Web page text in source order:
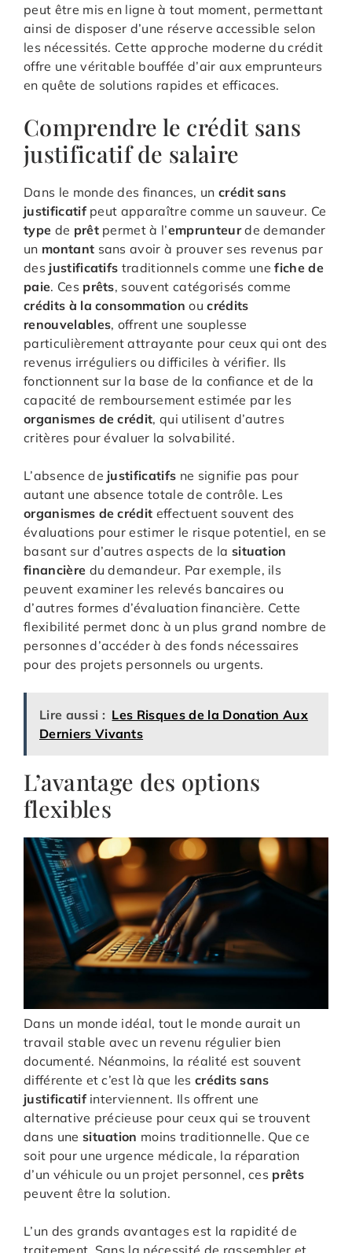
peut être mis en ligne à tout moment, permettant
ainsi de disposer d’une réserve accessible selon
les nécessités. Cette approche moderne du crédit
offre une véritable bouffée d’air aux emprunteurs
en quête de solutions rapides et efficaces.
Comprendre le crédit sans
justificatif de salaire
Dans le monde des finances, un crédit sans
justificatifpeut apparaître comme un sauveur. Ce
type de prêtpermet à l’emprunteurde demander
un montant sans avoir à prouver ses revenus par
des justificatifs traditionnels comme unefiche de
paie. Ces prêts, souvent catégorisés comme
crédits à la consommation oucrédits
renouvelables, offrent une souplesse
particulièrement attrayante pour ceux qui ont des
revenus irréguliers ou difficiles à vérifier. Ils
fonctionnent sur la base de la confiance et de la
capacité de remboursement estimée par les
organismes de crédit, qui utilisent d’autres
critères pour évaluer la solvabilité.
L’absence de justificatifs ne signifie pas pour
autant une absence totale de contrôle. Les
organismes de crédit effectuent souvent des
évaluations pour estimer le risque potentiel, en se
basant sur d’autres aspects de la situation
financière du demandeur. Par exemple, ils
peuvent examiner les relevés bancaires ou
d’autres formes d’évaluation financière. Cette
flexibilité permet donc à un plus grand nombre de
personnes d’accéder à des fonds nécessaires
pour des projets personnels ou urgents.
Lire aussi : Les Risques de la Donation Aux
Derniers Vivants
L’avantage des options
flexibles
Dans un monde idéal, tout le monde aurait un
travail stable avec un revenu régulier bien
documenté. Néanmoins, la réalité est souvent
différente et c’est là que les crédits sans
justificatifinterviennent. Ils offrent une
alternative précieuse pour ceux qui se trouvent
dans une situation moins traditionnelle. Que ce
soit pour une urgence médicale, la réparation
d’un véhicule ou un projet personnel, ces prêts
peuvent être la solution.
L’un des grands avantages est la rapidité de
traitement. Sans la nécessité de rassembler et